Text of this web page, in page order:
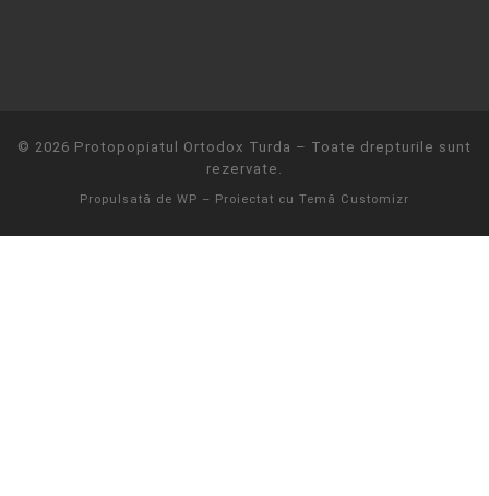
© 2026 Protopopiatul Ortodox Turda – Toate drepturile sunt
rezervate.
Propulsată de WP – Proiectat cu Temă Customizr